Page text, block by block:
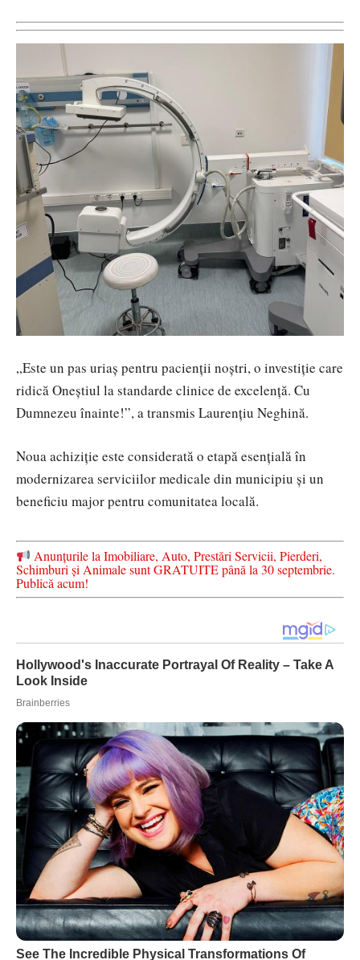
„Este un pas uriaș pentru pacienții noștri, o investiție care
ridică Oneștiul la standarde clinice de excelență. Cu
Dumnezeu înainte!”, a transmis Laurențiu Neghină.
Noua achiziție este considerată o etapă esențială în
modernizarea serviciilor medicale din municipiu și un
beneficiu major pentru comunitatea locală.
Anunțurile la Imobiliare, Auto, Prestări Servicii, Pierderi,
Schimburi și Animale sunt GRATUITE până la 30 septembrie.
Publică acum!